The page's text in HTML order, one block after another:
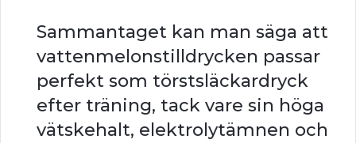
Sammantaget kan man säga att
vattenmelonstilldrycken passar
perfekt som törstsläckardryck
efter träning, tack vare sin höga
vätskehalt, elektrolytämnen och